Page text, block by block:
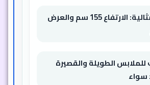
أبعاد مثالية: الارتفاع 155 سم والعرض
الطويلة والقصيرة
سواء